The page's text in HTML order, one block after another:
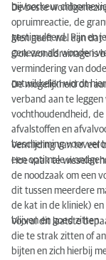
bijvoorkeur
De beste
opruimreactie, de
gestimuleerd. Pijn en
Men geeft wel aan dat
genezen als wonden
Ook wonddrainage is
vermindering van
ontwikkelen wordt
De mogelijkheid om
verband aan te
vochthoudendheid,
afvalstoffen en
bescherming voor
Vermijding van teveel
een optimale
Hoe vaak te wisselen
de noodzaak om een
dit tussen meerdere
de kat in de kliniek)
blijven en goed zitten.
Vooral dit laatste
die te strak zitten of
bijten en zich hierbij